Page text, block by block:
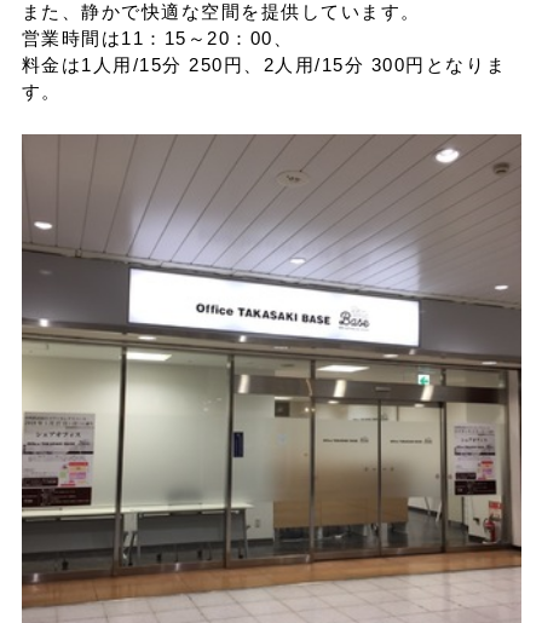
会社情報 個人情報保護方針
また、静かで快適な空間を提供しています。
営業時間は11：15～20：00、
料金は1人用/15分 250円、2人用/15分 300円となりま
す。